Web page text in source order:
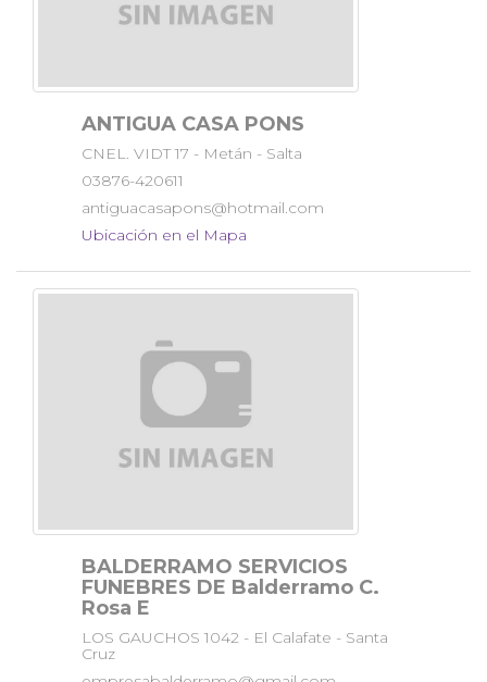
ANTIGUA CASA PONS
CNEL. VIDT 17 - Metán - Salta
03876-420611
antiguacasapons@hotmail.com
Ubicación en el Mapa
BALDERRAMO SERVICIOS
FUNEBRES DE Balderramo C.
Rosa E
LOS GAUCHOS 1042 - El Calafate - Santa
Cruz